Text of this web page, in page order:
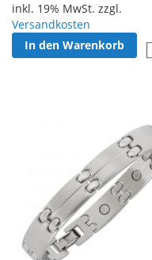
inkl. 19% MwSt. zzgl.
Versandkosten
In den Warenkorb